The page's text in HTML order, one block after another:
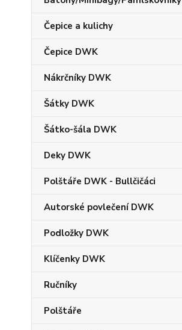
Čepice a kulichy
Čepice DWK
Nákrčníky DWK
Šátky DWK
Šátko-šála DWK
Deky DWK
Polštáře DWK - Bullčičáci
Autorské povlečení DWK
Podložky DWK
Klíčenky DWK
Ručníky
Polštáře